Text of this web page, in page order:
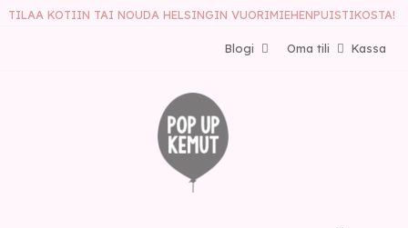
TILAA KOTIIN TAI NOUDA HELSINGIN VUORIMIEHENPUISTIKOSTA!
Kassa
Oma tili
Blogi